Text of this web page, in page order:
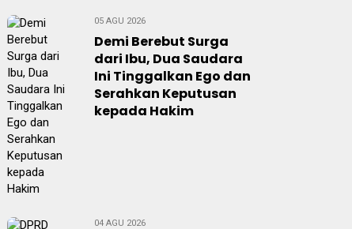
05 AGU 2026
Demi Berebut Surga
dari Ibu, Dua Saudara
Ini Tinggalkan Ego dan
Serahkan Keputusan
kepada Hakim
04 AGU 2026